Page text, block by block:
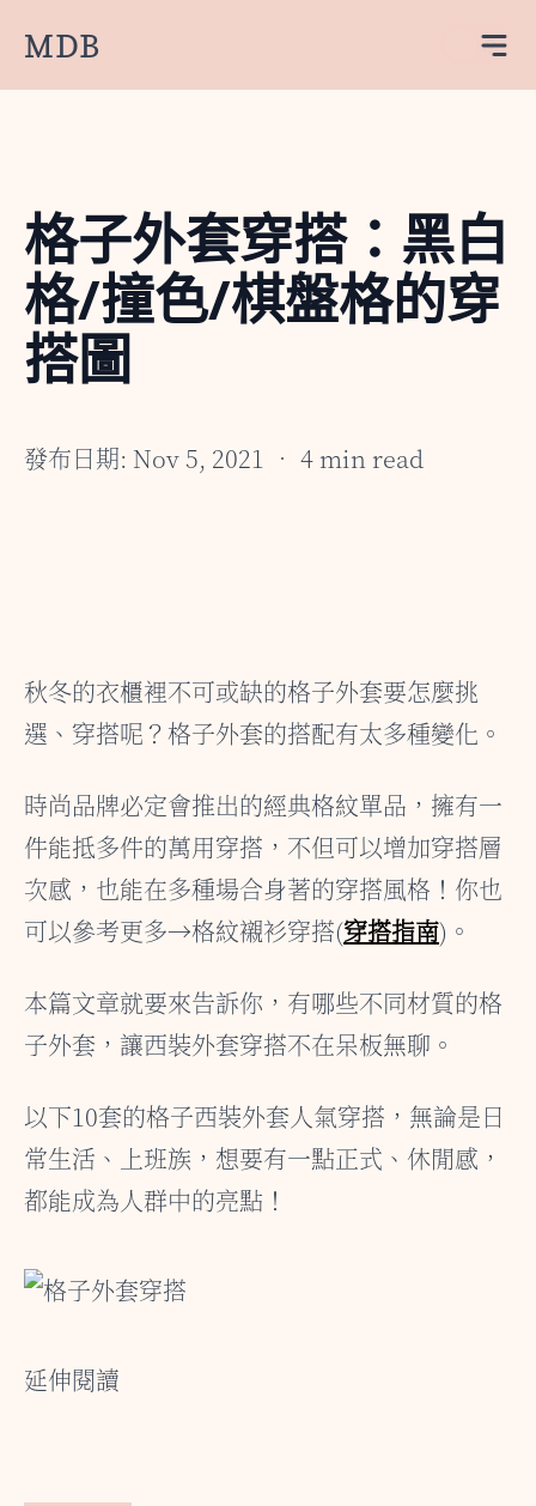
MDB
格子外套穿搭：黑白
格/撞色/棋盤格的穿
搭圖
發布日期: Nov 5, 2021 • 4 min read
秋冬的衣櫃裡不可或缺的格子外套要怎麼挑
選、穿搭呢？格子外套的搭配有太多種變化。
時尚品牌必定會推出的經典格紋單品，擁有一
件能抵多件的萬用穿搭，不但可以增加穿搭層
次感，也能在多種場合身著的穿搭風格！你也
可以參考更多→格紋襯衫穿搭(穿搭指南)。
本篇文章就要來告訴你，有哪些不同材質的格
子外套，讓西裝外套穿搭不在呆板無聊。
以下10套的格子西裝外套人氣穿搭，無論是日
常生活、上班族，想要有一點正式、休閒感，
都能成為人群中的亮點！
延伸閱讀